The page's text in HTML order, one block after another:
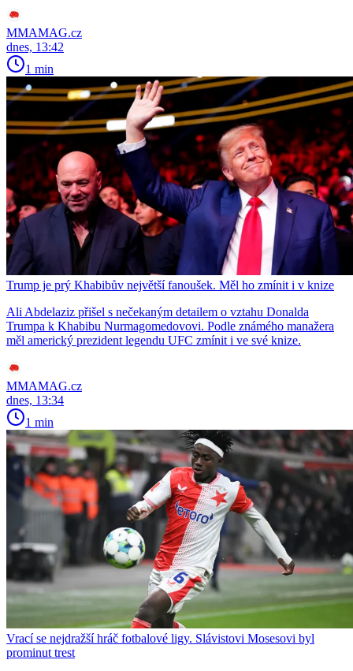
MMAMAG.cz
dnes, 13:42
1 min
Trump je prý Khabibův největší fanoušek. Měl ho zmínit i v knize
Ali Abdelaziz přišel s nečekaným detailem o vztahu Donalda
Trumpa k Khabibu Nurmagomedovovi. Podle známého manažera
měl americký prezident legendu UFC zmínit i ve své knize.
MMAMAG.cz
dnes, 13:34
1 min
Vrací se nejdražší hráč fotbalové ligy. Slávistovi Mosesovi byl
prominut trest